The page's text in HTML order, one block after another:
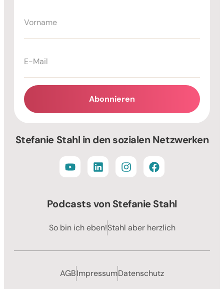
Abonnieren
Stefanie Stahl in den sozialen Netzwerken
Podcasts von Stefanie Stahl
So bin ich eben!Stahl aber herzlich
AGBImpressumDatenschutz